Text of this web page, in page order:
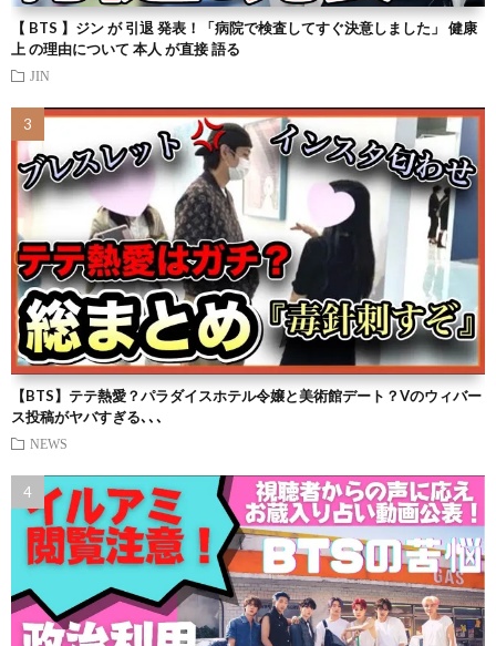
【 BTS 】ジン が 引退 発表！「病院で検査してすぐ決意しました」 健康
上 の理由について 本人 が直接 語る
JIN
【BTS】テテ熱愛？パラダイスホテル令嬢と美術館デート？Vのウィバー
ス投稿がヤバすぎる､､､
NEWS